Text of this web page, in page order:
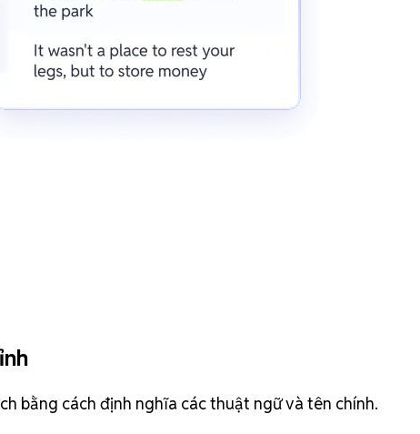
bằng cách định nghĩa các thuật ngữ và tên chính.